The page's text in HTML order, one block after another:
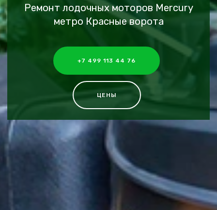
Ремонт лодочных моторов Mercury
метро Красные ворота
+7 499 113 44 76
ЦЕНЫ